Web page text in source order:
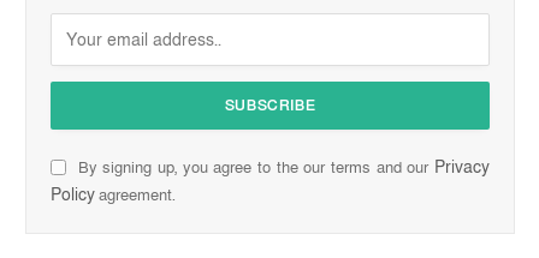
By signing up, you agree to the our terms and our Privacy
Policyagreement.